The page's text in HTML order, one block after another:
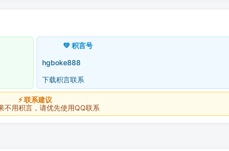
💚 积言号
hgboke888
下载积言联系
⚡ 联系建议
积言，请优先使用QQ联系